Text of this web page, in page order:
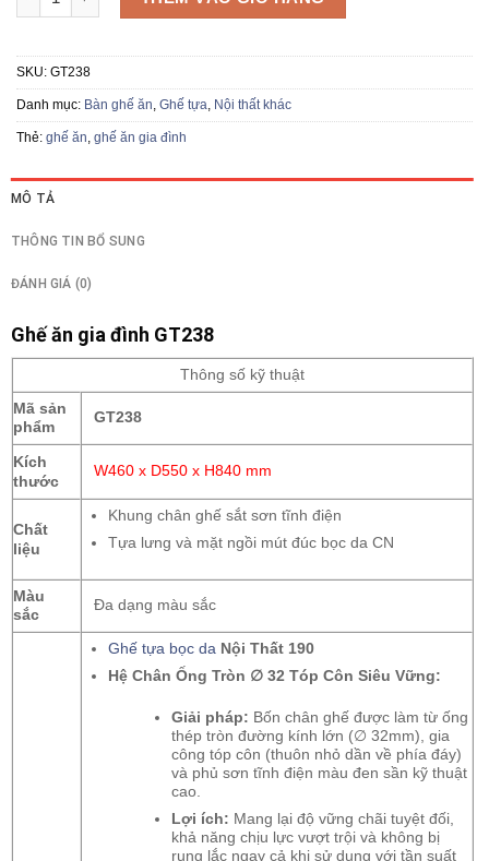
SKU: GT238
Danh mục: Bàn ghế ăn, Ghế tựa, Nội thất khác
Thẻ: ghế ăn, ghế ăn gia đình
MÔ TẢ
THÔNG TIN BỔ SUNG
ĐÁNH GIÁ (0)
Ghế ăn gia đình GT238
Thông số kỹ thuật
Mã sản
phẩm
GT238
Kích
thước
W460 x D550 x H840 mm
Chất
liệu
Khung chân ghế sắt sơn tĩnh điện
Tựa lưng và mặt ngồi mút đúc bọc da CN
Màu
sắc
Đa dạng màu sắc
Ghế tựa bọc da Nội Thất 190
Hệ Chân Ống Tròn ∅ 32 Tóp Côn Siêu Vững:
Giải pháp: Bốn chân ghế được làm từ ống
thép tròn đường kính lớn (∅ 32mm), gia
công tóp côn (thuôn nhỏ dần về phía đáy)
và phủ sơn tĩnh điện màu đen sần kỹ thuật
cao.
Lợi ích: Mang lại độ vững chãi tuyệt đối,
khả năng chịu lực vượt trội và không bị
rung lắc ngay cả khi sử dụng với tần suất